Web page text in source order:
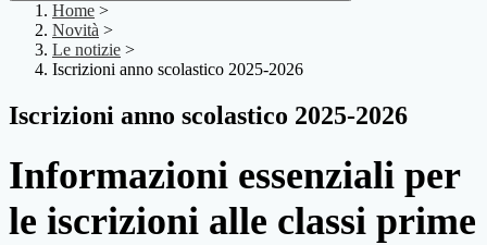
Home >
Novità >
Le notizie >
Iscrizioni anno scolastico 2025-2026
Iscrizioni anno scolastico 2025-2026
Informazioni essenziali per
le iscrizioni alle classi prime